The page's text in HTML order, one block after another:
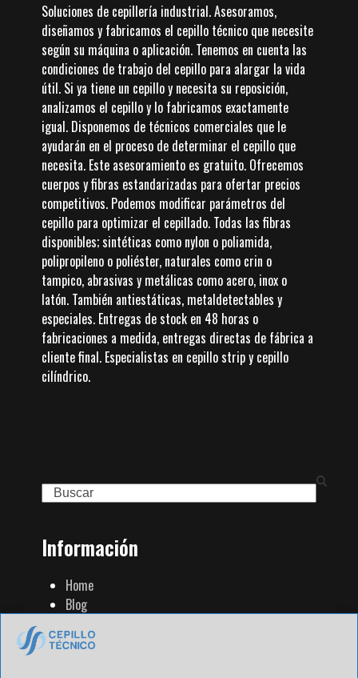
Soluciones de cepillería industrial. Asesoramos,
diseñamos y fabricamos el cepillo técnico que necesite
según su máquina o aplicación. Tenemos en cuenta las
condiciones de trabajo del cepillo para alargar la vida
útil. Si ya tiene un cepillo y necesita su reposición,
analizamos el cepillo y lo fabricamos exactamente
igual. Disponemos de técnicos comerciales que le
ayudarán en el proceso de determinar el cepillo que
necesita. Este asesoramiento es gratuito. Ofrecemos
cuerpos y fibras estandarizadas para ofertar precios
competitivos. Podemos modificar parámetros del
cepillo para optimizar el cepillado. Todas las fibras
disponibles; sintéticas como nylon o poliamida,
polipropileno o poliéster, naturales como crin o
tampico, abrasivas y metálicas como acero, inox o
latón. También antiestáticas, metaldetectables y
especiales. Entregas de stock en 48 horas o
fabricaciones a medida, entregas directas de fábrica a
cliente final. Especialistas en cepillo strip y cepillo
cilíndrico.
Search
Información
Home
Blog
Contacto